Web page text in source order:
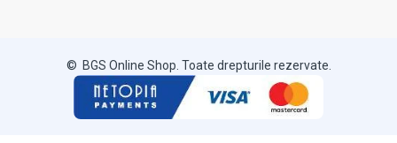
© BGS Online Shop. Toate drepturile rezervate.